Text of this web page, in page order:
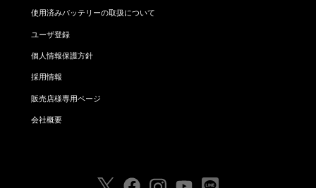
使用済みバッテリーの取扱について
ユーザ登録
個人情報保護方針
採用情報
販売店様専用ページ
会社概要